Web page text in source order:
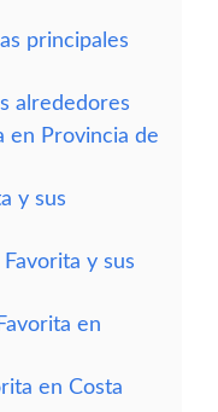
principales
alrededores
en Provincia de
y sus
y sus
en
en Costa